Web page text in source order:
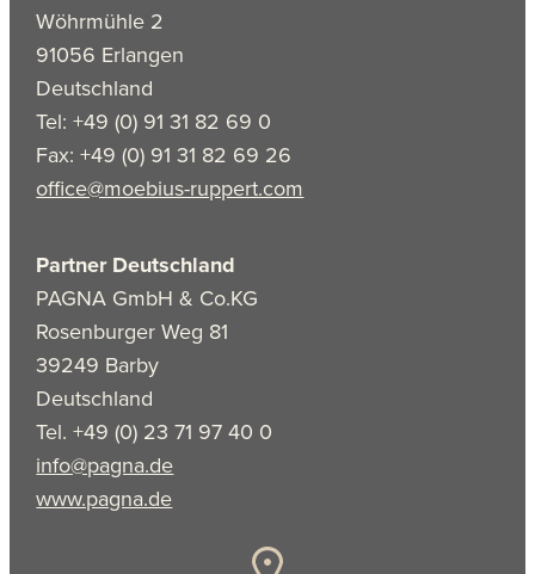
Wöhrmühle 2
91056 Erlangen
Deutschland
Tel: +49 (0) 91 31 82 69 0
Fax: +49 (0) 91 31 82 69 26
office@moebius-ruppert.com
Partner Deutschland
PAGNA GmbH & Co.KG
Rosenburger Weg 81
39249 Barby
Deutschland
Tel. +49 (0) 23 71 97 40 0
info@pagna.de
www.pagna.de